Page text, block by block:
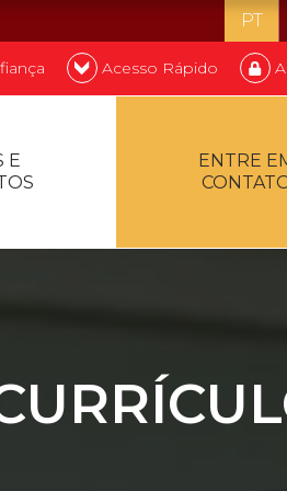
PT
Acesso Rápido
E
ENTRE